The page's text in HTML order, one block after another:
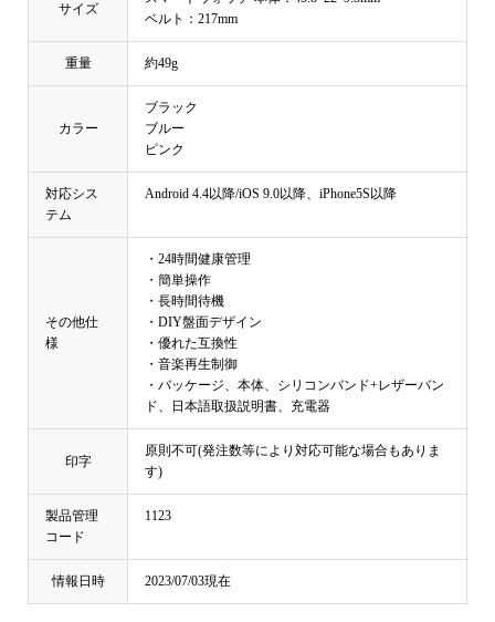
サイズ
ベルト：217mm
重量 約49g
カラー
ブラック
ブルー
ピンク
対応シス
テム
Android 4.4以降/iOS 9.0以降、iPhone5S以降
その他仕
様
・24時間健康管理
・簡単操作
・長時間待機
・DIY盤面デザイン
・優れた互換性
・音楽再生制御
・バッケージ、本体、シリコンバンド+レザーバン
ド、日本語取扱説明書、充電器
印字
原則不可(発注数等により対応可能な場合もありま
す)
製品管理
コード
1123
情報日時 2023/07/03現在